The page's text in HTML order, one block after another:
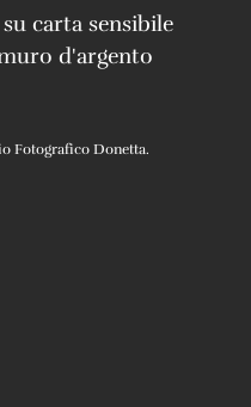
carta sensibile
d'argento
Fotografico Donetta.